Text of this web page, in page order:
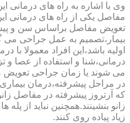
وی با اشاره به راه های درمانی
مفاصل یکی از راه های درمانی
تعویض مفاصل براساس سن و
بیمار،تصمیم به عمل جراحی می
اولیه باشد،این افراد معمولا با
درمانی،شنا و استفاده از عصا
می شوند یا زمان جراحی
در مراحل پیشرفته،درمان
که آرتروز پیشرفته در مفاصل زانو
زانو بنشینند.همچنین نباید از پله
زیاد پیاده روی کنند.